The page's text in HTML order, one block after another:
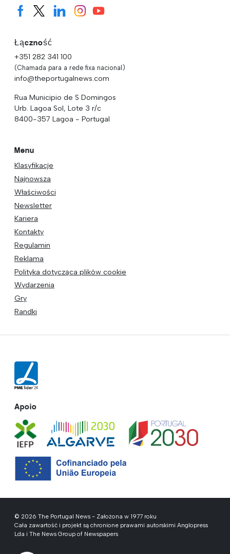
Łączność
+351 282 341 100
(Chamada para a rede fixa nacional)
info@theportugalnews.com
Rua Municipio de S Domingos
Urb. Lagoa Sol, Lote 3 r/c
8400-357 Lagoa - Portugal
Menu
Klasyfikacje
Najnowsza
Właściwości
Newsletter
Kariera
Kontakty
Regulamin
Reklama
Polityka dotycząca plików cookie
Wydarzenia
Gry
Randki
Apoio
© 2026 The Portugal News - Założona w 1977 roku
Cała zawartość i projekt są chronione prawami autorskimi Anglopress
Lda i The News Group of Newspapers